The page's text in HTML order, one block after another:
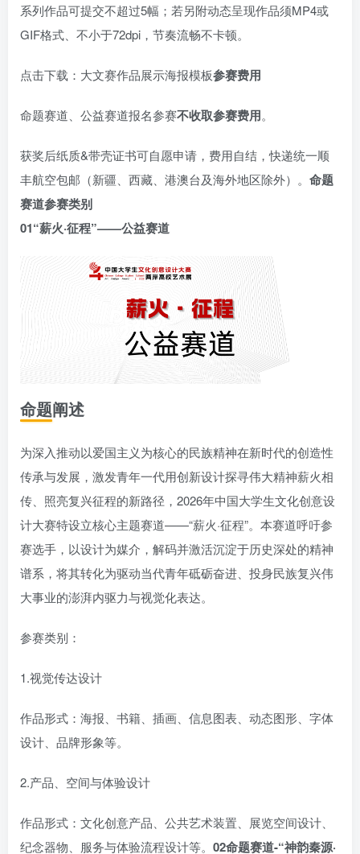
系列作品可提交不超过5幅；若另附动态呈现作品须MP4或
GIF格式、不小于72dpi，节奏流畅不卡顿。
点击下载：大文赛作品展示海报模板参赛费用
命题赛道、公益赛道报名参赛不收取参赛费用。
获奖后纸质&带壳证书可自愿申请，费用自结，快递统一顺
丰航空包邮（新疆、西藏、港澳台及海外地区除外）。 命题
赛道参赛类别
01“薪火·征程”——公益赛道
命题阐述
为深入推动以爱国主义为核心的民族精神在新时代的创造性
传承与发展，激发青年一代用创新设计探寻伟大精神薪火相
传、照亮复兴征程的新路径，2026年中国大学生文化创意设
计大赛特设立核心主题赛道——“薪火·征程”。本赛道呼吁参
赛选手，以设计为媒介，解码并激活沉淀于历史深处的精神
谱系，将其转化为驱动当代青年砥砺奋进、投身民族复兴伟
大事业的澎湃内驱力与视觉化表达。
参赛类别‌：
1.视觉传达设计
作品形式：海报、书籍、插画、信息图表、动态图形、字体
设计、品牌形象等。
2.产品、空间与体验设计
作品形式：文化创意产品、公共艺术装置、展览空间设计、
纪念器物、服务与体验流程设计等。 02命题赛道-“神韵秦源·